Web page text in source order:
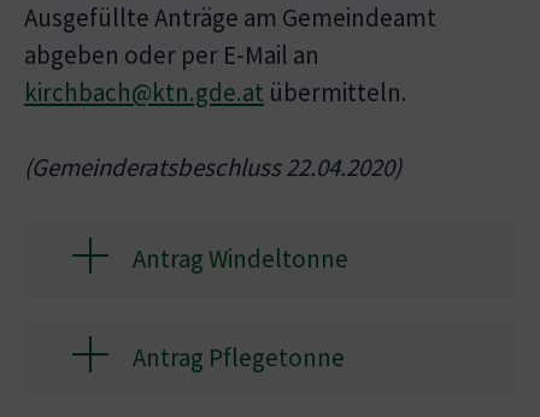
Ausgefüllte Anträge am Gemeindeamt
abgeben oder per E-Mail an
kirchbach@ktn.gde.at übermitteln.
(Gemeinderatsbeschluss 22.04.2020)
Antrag Windeltonne
Antrag Pflegetonne